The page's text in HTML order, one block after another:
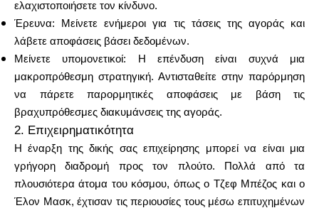
ελαχιστοποιήσετε τον κίνδυνο.
Έρευνα: Μείνετε ενήμεροι για τις τάσεις της αγοράς και
λάβετε αποφάσεις βάσει δεδομένων.
Μείνετε υπομονετικοί: Η επένδυση είναι συχνά μια
μακροπρόθεσμη στρατηγική. Αντισταθείτε στην παρόρμηση
να πάρετε παρορμητικές αποφάσεις με βάση τις
βραχυπρόθεσμες διακυμάνσεις της αγοράς.
2. Επιχειρηματικότητα
Η έναρξη της δικής σας επιχείρησης μπορεί να είναι μια
γρήγορη διαδρομή προς τον πλούτο. Πολλά από τα
πλουσιότερα άτομα του κόσμου, όπως ο Τζεφ Μπέζος και ο
Έλον Μασκ, έχτισαν τις περιουσίες τους μέσω επιτυχημένων